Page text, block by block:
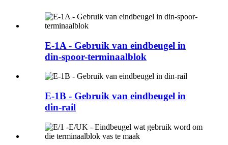
E-1A - Gebruik van eindbeugel in
din-spoor-terminaalblok
E-1B - Gebruik van eindbeugel in
din-rail